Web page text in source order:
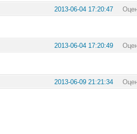
2013-06-04 17:20:47
2013-06-04 17:20:49
2013-06-09 21:21:34